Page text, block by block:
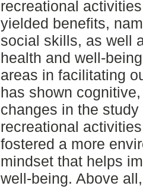
recreational
yielded benefits,
social skills, as well
health and well-
areas in facilitating
has shown
changes in the
recreational
fostered a more
mindset that helps
well-being. Above